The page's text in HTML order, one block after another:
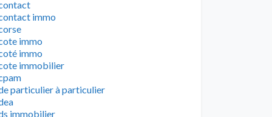
immo
immo
immo
immobilier
particulier à particulier
immobilier